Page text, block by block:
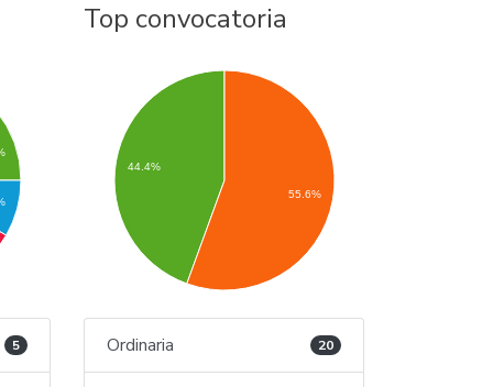
5
Top convocatoria
44.4%
55.6%
Ordinaria 20